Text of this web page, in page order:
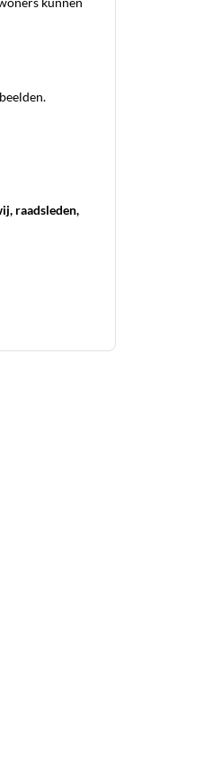
raadsleden,